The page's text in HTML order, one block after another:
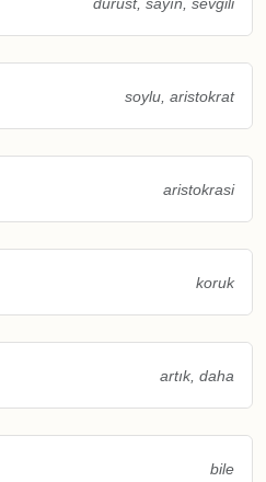
soylu, aristokrat
aristokrasi
koruk
artık, daha
bile